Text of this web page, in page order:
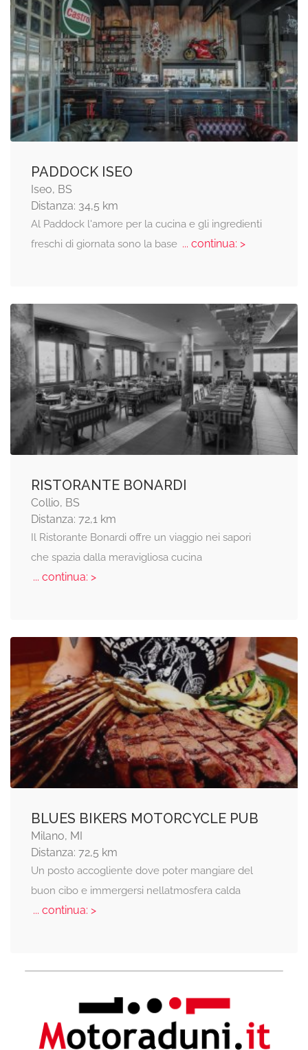
PADDOCK ISEO
Iseo, BS
Distanza: 34,5 km
Al Paddock l'amore per la cucina e gli ingredienti
freschi di giornata sono la base... continua: >
RISTORANTE BONARDI
Collio, BS
Distanza: 72,1 km
Il Ristorante Bonardi offre un viaggio nei sapori
che spazia dalla meravigliosa cucina
... continua: >
BLUES BIKERS MOTORCYCLE PUB
Milano, MI
Distanza: 72,5 km
Un posto accogliente dove poter mangiare del
buon cibo e immergersi nellatmosfera calda
... continua: >